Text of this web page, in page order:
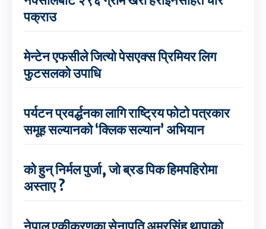
पक्राउ
मेन्टेन एफसीले जित्यो पेसएक्स प्रिमियर लिग
फुटसलको उपाधि
पर्यटन प्रवर्द्धनका लागि राष्ट्रिय फोटो पत्रकार
समूह सल्यानको ‘क्लिक सल्यान’ अभियान
को हुन् निर्मल पुर्जा, जो ब्रड पिक हिमपहिरोमा
अस्ताए ?